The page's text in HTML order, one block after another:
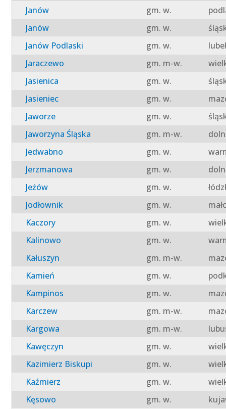
Janów gm. w.
Janów
gm. w.
Janów Podlaski
gm. w.
Jaraczewo
gm. m-w.
Jasienica
gm. w.
Jasieniec
gm. w.
Jaworze
gm. w.
Jaworzyna Śląska
gm. m-w.
Jedwabno
gm. w.
Jerzmanowa
gm. w.
Jeżów
gm. w.
Jodłownik
gm. w.
Kaczory
gm. w.
Kalinowo
gm. w.
Kałuszyn
gm. m-w.
Kamień
gm. w.
Kampinos
gm. w.
Karczew
gm. m-w.
Kargowa
gm. m-w.
Kawęczyn
gm. w.
Kazimierz Biskupi
gm. w.
Kaźmierz
gm. w.
Kęsowo
gm. w.